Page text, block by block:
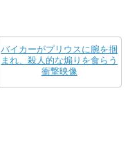
バイカーがプリウスに腕を掴
まれ、殺人的な煽りを食らう
衝撃映像